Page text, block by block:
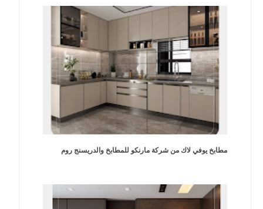
مطابخ يوفي لاك من شركة مارنكو للمطابخ والدريسنج روم